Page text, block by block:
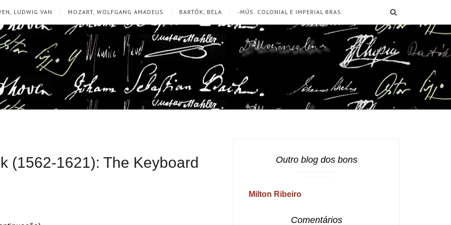
LUDWIG VAN MOZART, WOLFGANG AMADEUS BARTÓK, BÉLA -MÚS. COLONIAL E IMPERIAL BRAS.
(1562-1621): The Keyboard
Outro blog dos bons
Milton Ribeiro
Comentários